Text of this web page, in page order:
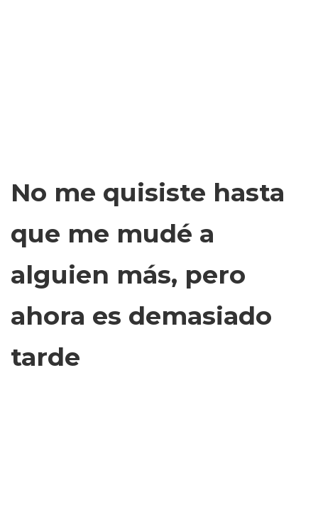
No me quisiste hasta
que me mudé a
alguien más, pero
ahora es demasiado
tarde